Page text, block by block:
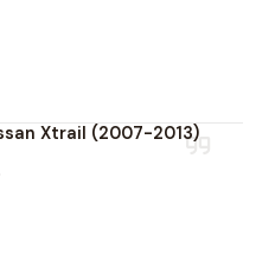
Xtrail (2007-2013)